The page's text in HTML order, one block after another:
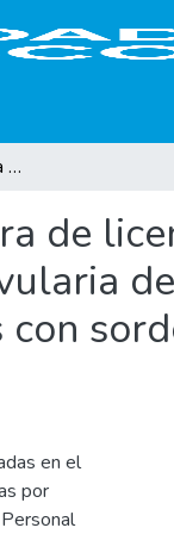
Manual de orientación para los catedráticos de la carrera de licenciatura en ciencias de la educación especialidad educación parvularia de la Universidad Don Bosco para la atención de estudiantes con sordera o deficiencia auditiva
de
en el
por